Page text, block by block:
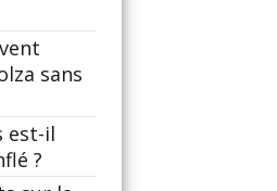
sans
est-il
?